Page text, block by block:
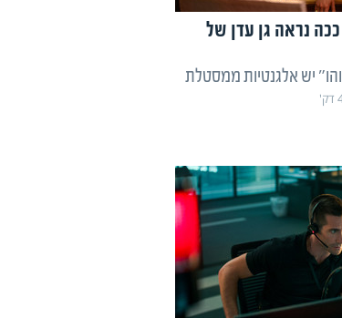
ככה נראה גן עדן של
יש אלגנטיות ממסטלת
דק'